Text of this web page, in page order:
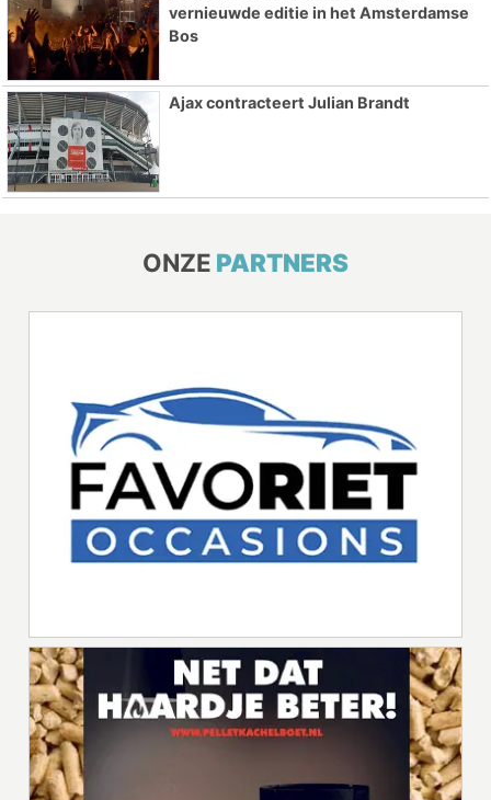
vernieuwde editie in het Amsterdamse
Bos
Ajax contracteert Julian Brandt
ONZE PARTNERS